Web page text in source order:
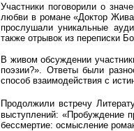
Участники поговорили о
любви в романе «Доктор
прослушали уникальные
также отрывок из переписки
В живом обсуждении
поэзии?». Ответы были
способ взаимодействия с
Продолжили встречу
выступлений: «Пробуждение
бессмертие: осмысление